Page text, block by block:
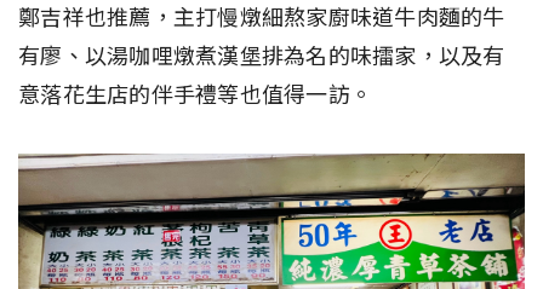
鄭吉祥也推薦，主打慢燉細熬家廚味道牛肉麵的牛
有廖、以湯咖哩燉煮漢堡排為名的味擂家，以及有
意落花生店的伴手禮等也值得一訪。